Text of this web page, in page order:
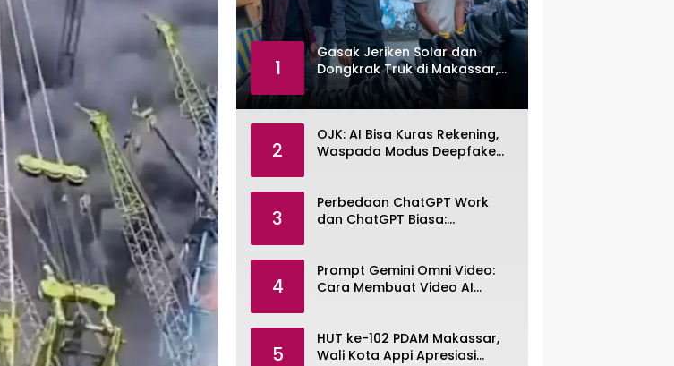
1
Gasak Jeriken Solar dan
Dongkrak Truk di Makassar,
Pemuda Dibekuk Polisi
2
OJK: AI Bisa Kuras Rekening,
Waspada Modus Deepfake
3
Perbedaan ChatGPT Work
dan ChatGPT Biasa:
4
Prompt Gemini Omni Video:
Cara Membuat Video AI
5
HUT ke-102 PDAM Makassar,
Wali Kota Appi Apresiasi